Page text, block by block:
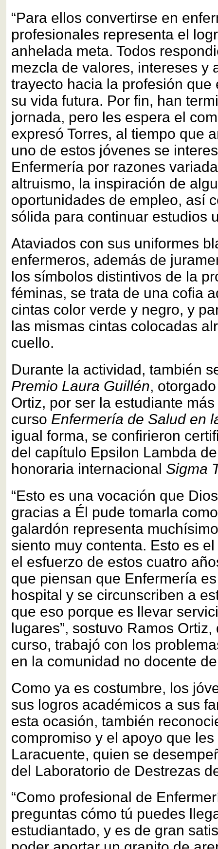
“Para ellos convertirse en
profesionales representa el
anhelada meta. Todos
mezcla de valores, intereses y
trayecto hacia la profesión que
su vida futura. Por fin, han
jornada, pero les espera el
expresó Torres, al tiempo que
uno de estos jóvenes se
Enfermería por razones
altruismo, la inspiración de
oportunidades de empleo, así
sólida para continuar estudios
Ataviados con sus uniformes
enfermeros, además de
los símbolos distintivos de la
féminas, se trata de una cofia
cintas color verde y negro, y
las mismas cintas colocadas
cuello.
Durante la actividad, también
Premio Laura Guillén,
Ortiz, por ser la estudiante
curso Enfermería de Salud en
igual forma, se confirieron
del capítulo Epsilon Lambda
honoraria internacional Sigma
“Esto es una vocación que
gracias a Él pude tomarla
galardón representa
siento muy contenta. Esto es
el esfuerzo de estos cuatro
que piensan que Enfermería
hospital y se circunscriben a
que eso porque es llevar
lugares”, sostuvo Ramos
curso, trabajó con los
en la comunidad no docente
Como ya es costumbre, los
sus logros académicos a sus
esta ocasión, también
compromiso y el apoyo que
Laracuente, quien se
del Laboratorio de Destrezas
“Como profesional de
preguntas cómo tú puedes
estudiantado, y es de gran